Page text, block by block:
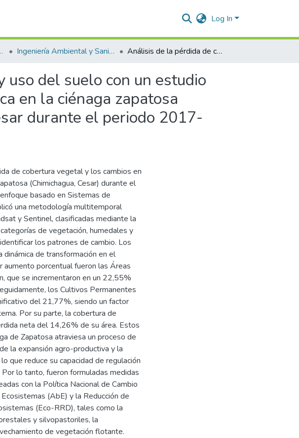
Log In
Ingeniería Ambiental y Sanitaria. Análisis de la pérdida de cobertura vegetal y uso del suelo con un estudio basado en sistemas de información geográfica en la ciénaga zapatosa jurisdicción del municipio de Chimichagua-cesar durante el periodo 2017- 2025.
del suelo con un estudio
en la ciénaga zapatosa
durante el periodo 2017-
de cobertura vegetal y los cambios en
(Chimichagua, Cesar) durante el
basado en Sistemas de
una metodología multitemporal
y Sentinel, clasificadas mediante la
de vegetación, humedales y
los patrones de cambio. Los
de transformación en el
porcentual fueron las Áreas
que se incrementaron en un 22,55%
los Cultivos Permanentes
del 21,77%, siendo un factor
Por su parte, la cobertura de
neta del 14,26% de su área. Estos
de Zapatosa atraviesa un proceso de
la expansión agro-productiva y la
que reduce su capacidad de regulación
lo tanto, fueron formuladas medidas
con la Política Nacional de Cambio
(AbE) y la Reducción de
(Eco-RRD), tales como la
y silvopastoriles, la
de vegetación flotante.